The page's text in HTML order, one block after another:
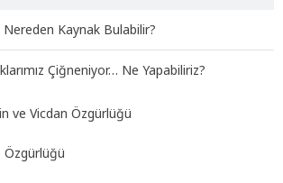
Kaynak Bulabilir?
Çiğneniyor… Ne Yapabiliriz?
ve Vicdan Özgürlüğü